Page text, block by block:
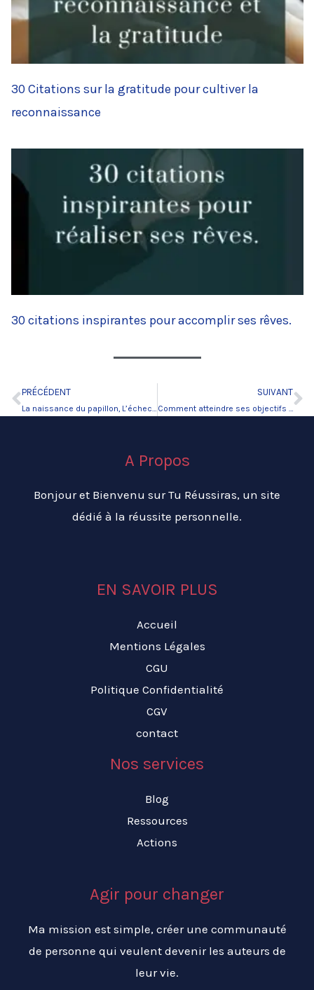
30 Citations sur la gratitude pour cultiver la
reconnaissance
30 citations inspirantes pour accomplir ses rêves.
Précédent
PRÉCÉDENT SUIVANT
A Propos
Bonjour et Bienvenu sur Tu Réussiras, un site
dédié à la réussite personnelle.
EN SAVOIR PLUS
Accueil
Mentions Légales
CGU
Politique Confidentialité
CGV
contact
Nos services
Blog
Ressources
Actions
Agir pour changer
Ma mission est simple, créer une communauté
de personne qui veulent devenir les auteurs de
leur vie.